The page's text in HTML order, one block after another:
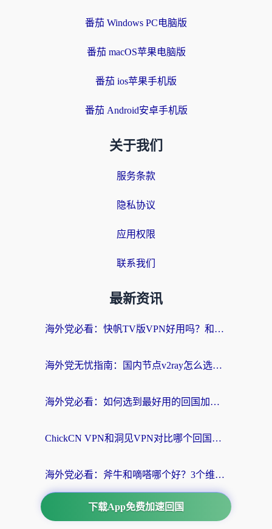
番茄 Windows PC电脑版
番茄 macOS苹果电脑版
番茄 ios苹果手机版
番茄 Android安卓手机版
关于我们
服务条款
隐私协议
应用权限
联系我们
最新资讯
海外党必看：快帆TV版VPN好用吗？和快游VPN对比哪个回国效果更好？附实用避坑指南
海外党无忧指南：国内节点v2ray怎么选？一键回国VPN+多场景实测帮你避坑
海外党必看：如何选到最好用的回国加速器？从节点到售后的全维度指南
ChickCN VPN和洞见VPN对比哪个回国效果更好？海外党亲测3款加速器+避坑指南
海外党必看：斧牛和嘀嗒哪个好？3个维度教你选对回国加速器
下载App免费加速回国